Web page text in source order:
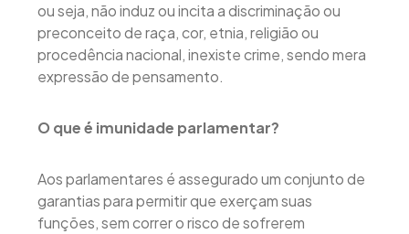
ou seja, não induz ou incita a discriminação ou
preconceito de raça, cor, etnia, religião ou
procedência nacional, inexiste crime, sendo mera
expressão de pensamento.
O que é imunidade parlamentar?
Aos parlamentares é assegurado um conjunto de
garantias para permitir que exerçam suas
funções, sem correr o risco de sofrerem